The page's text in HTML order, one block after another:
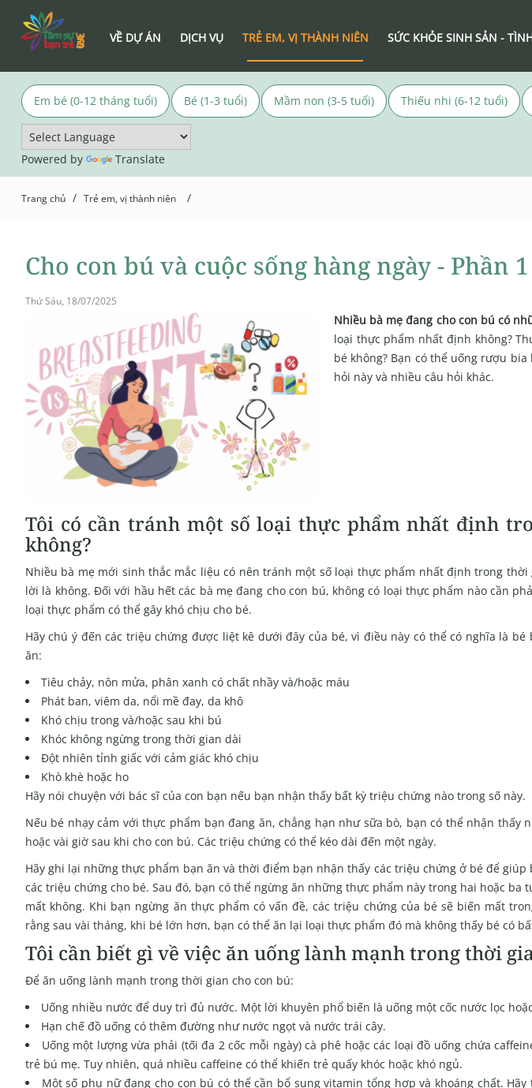
VỀ DỰ ÁN DỊCH VỤ TRẺ EM, VỊ THÀNH NIÊN SỨC KHỎE SINH SẢN -
Em bé (0-12 tháng tuổi) Bé (1-3 tuổi) Mầm non (3-5 tuổi) Thiếu nhi (6-12 tuổi)
Powered by Translate
Trang chủ / Trẻ em, vị thành niên /
Cho con bú và cuộc sống hàng ngày - Phần 1
Thứ Sáu, 18/07/2025
Nhiều bà mẹ đang cho con bú có
loại thực phẩm nhất định không?
bé không? Bạn có thể uống rượu
hỏi này và nhiều câu hỏi khác.
Tôi có cần tránh một số loại thực phẩm nhất định
không?
Nhiều bà mẹ mới sinh thắc mắc liệu có nên tránh một số loại thực phẩm nhất định trong
lời là không. Đối với hầu hết các bà mẹ đang cho con bú, không có loại thực phẩm nào cần
loại thực phẩm có thể gây khó chịu cho bé.
Hãy chú ý đến các triệu chứng được liệt kê dưới đây của bé, vì điều này có thể có nghĩa là
ăn:
Tiêu chảy, nôn mửa, phân xanh có chất nhầy và/hoặc máu
Phát ban, viêm da, nổi mề đay, da khô
Khó chịu trong và/hoặc sau khi bú
Khóc không ngừng trong thời gian dài
Đột nhiên tỉnh giấc với cảm giác khó chịu
Khò khè hoặc ho
Hãy nói chuyện với bác sĩ của con bạn nếu bạn nhận thấy bất kỳ triệu chứng nào trong số này.
Nếu bé nhạy cảm với thực phẩm bạn đang ăn, chẳng hạn như sữa bò, bạn có thể nhận thấy
hoặc vài giờ sau khi cho con bú. Các triệu chứng có thể kéo dài đến một ngày.
Hãy ghi lại những thực phẩm bạn ăn và thời điểm bạn nhận thấy các triệu chứng ở bé để
các triệu chứng cho bé. Sau đó, bạn có thể ngừng ăn những thực phẩm này trong hai hoặc ba
mất không. Khi bạn ngừng ăn thực phẩm có vấn đề, các triệu chứng của bé sẽ biến mất
rằng sau vài tháng, khi bé lớn hơn, bạn có thể ăn lại loại thực phẩm đó mà không thấy bé có
Tôi cần biết gì về việc ăn uống lành mạnh trong thời
Để ăn uống lành mạnh trong thời gian cho con bú:
Uống nhiều nước để duy trì đủ nước. Một lời khuyên phổ biến là uống một cốc nước lọc
Hạn chế đồ uống có thêm đường như nước ngọt và nước trái cây.
Uống một lượng vừa phải (tối đa 2 cốc mỗi ngày) cà phê hoặc các loại đồ uống chứa
trẻ bú mẹ. Tuy nhiên, quá nhiều caffeine có thể khiến trẻ quấy khóc hoặc khó ngủ.
Một số phụ nữ đang cho con bú có thể cần bổ sung vitamin tổng hợp và khoáng chất.